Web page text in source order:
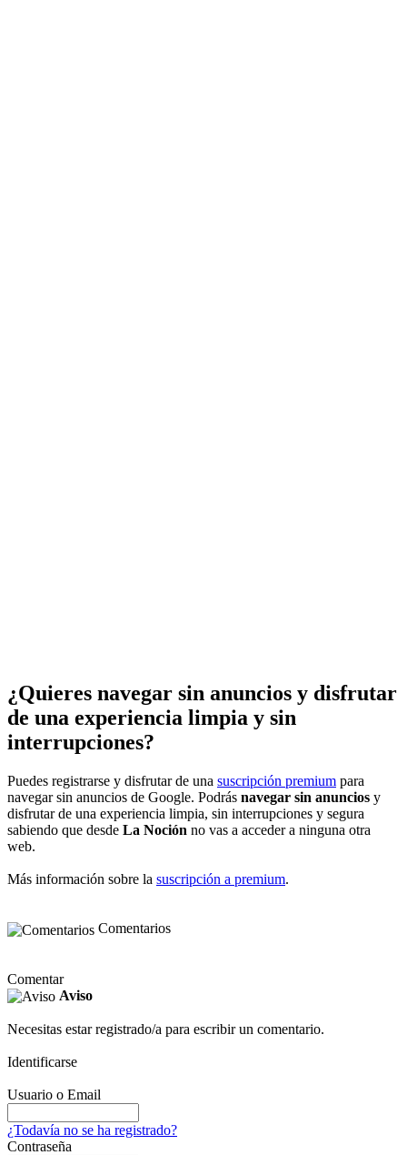
¿Quieres navegar sin anuncios y disfrutar
de una experiencia limpia y sin
interrupciones?
Puedes registrarse y disfrutar de una suscripción premium para
navegar sin anuncios de Google. Podrás navegar sin anuncios y
disfrutar de una experiencia limpia, sin interrupciones y segura
sabiendo que desde La Noción no vas a acceder a ninguna otra
web.
Más información sobre la suscripción a premium.
Comentarios
Comentar
Aviso
Necesitas estar registrado/a para escribir un comentario.
Identificarse
Usuario o Email
¿Todavía no se ha registrado?
Contraseña